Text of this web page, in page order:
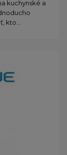
kuchynské a
kto...